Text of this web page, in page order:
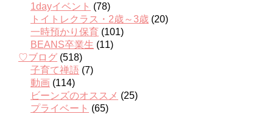
1dayイベント (78)
トイトレクラス・2歳～3歳 (20)
一時預かり保育 (101)
BEANS卒業生 (11)
♡ブログ (518)
子育て禅語 (7)
動画 (114)
ビーンズのオススメ (25)
プライベート (65)